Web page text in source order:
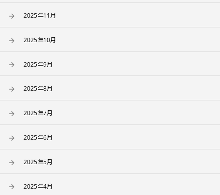
2025年11月
2025年10月
2025年9月
2025年8月
2025年7月
2025年6月
2025年5月
2025年4月